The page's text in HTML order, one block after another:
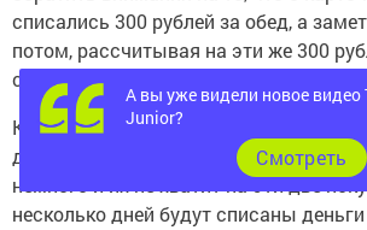
списались 300 рублей за обед, а
потом, рассчитывая на эти же 300
следующий день.
Критический момент — или попадание
должников — наступит, если у вас на
немного и их не хватит на эти две
несколько дней будут списаны
А вы уже видели новое видео
Junior?
Cмотреть